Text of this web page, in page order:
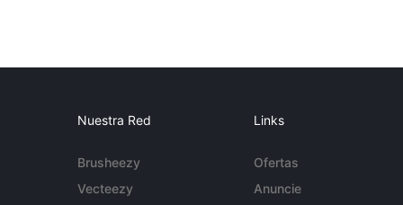
Nuestra Red
Brusheezy
Vecteezy
Links
Ofertas
Anuncie